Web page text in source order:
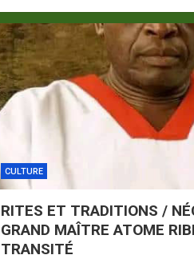
CULTURE
RITES ET TRADITIONS /
GRAND MAÎTRE ATOME
TRANSITÉ